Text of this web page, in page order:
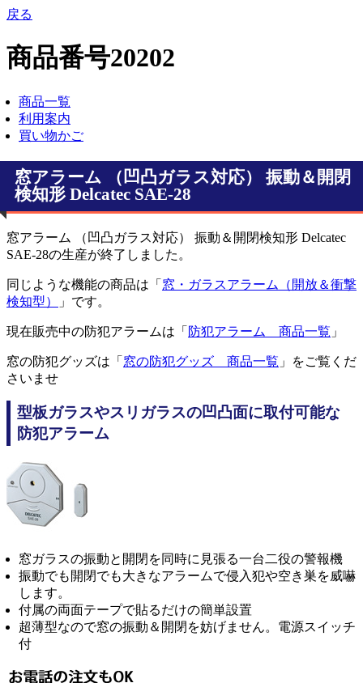
戻る
商品番号20202
商品一覧
利用案内
買い物かご
窓アラーム （凹凸ガラス対応） 振動＆開閉
検知形 Delcatec SAE-28
窓アラーム （凹凸ガラス対応） 振動＆開閉検知形 Delcatec
SAE-28の生産が終了しました。
同じような機能の商品は「 窓・ガラスアラーム（開放＆衝撃
検知型）
」です。
現在販売中の防犯アラームは「 防犯アラーム 商品一覧 」
窓の防犯グッズは「 窓の防犯グッズ 商品一覧 」をご覧くだ
さいませ
型板ガラスやスリガラスの凹凸面に取付可能な
防犯アラーム
窓ガラスの振動と開閉を同時に見張る一台二役の警報機
振動でも開閉でも大きなアラームで侵入犯や空き巣を威嚇
します。
付属の両面テープで貼るだけの簡単設置
超薄型なので窓の振動＆開閉を妨げません。電源スイッチ
付